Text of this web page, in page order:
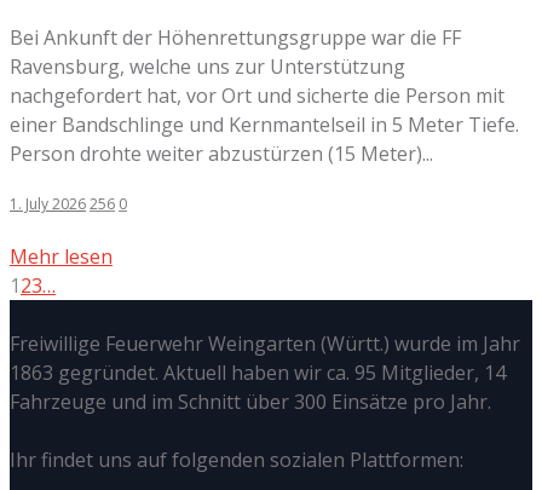
Bei Ankunft der Höhenrettungsgruppe war die FF
Ravensburg, welche uns zur Unterstützung
nachgefordert hat, vor Ort und sicherte die Person mit
einer Bandschlinge und Kernmantelseil in 5 Meter Tiefe.
Person drohte weiter abzustürzen (15 Meter)...
1. July 2026256 0
Mehr lesen
123…
Freiwillige Feuerwehr Weingarten (Württ.) wurde im Jahr
1863 gegründet. Aktuell haben wir ca. 95 Mitglieder, 14
Fahrzeuge und im Schnitt über 300 Einsätze pro Jahr.
Ihr findet uns auf folgenden sozialen Plattformen: